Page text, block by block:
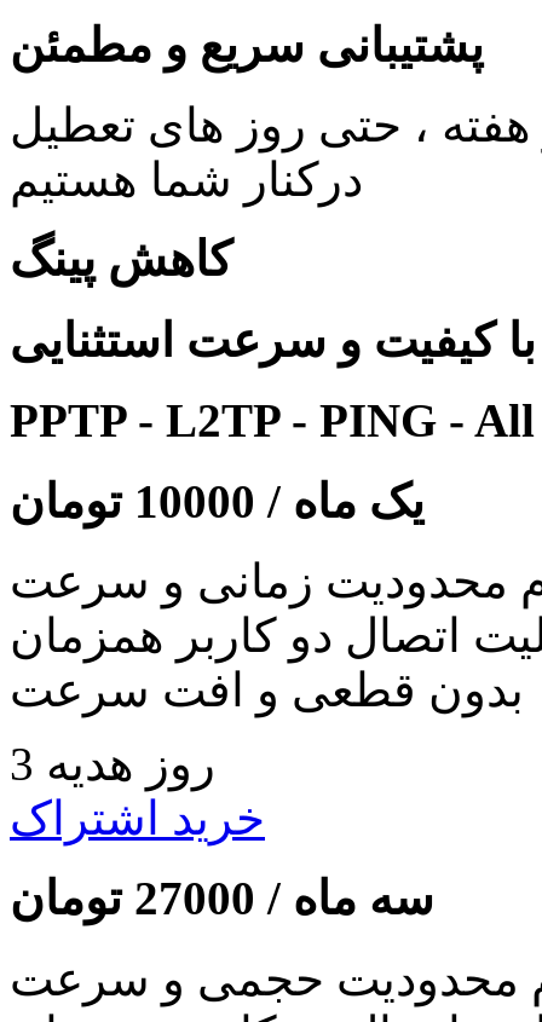
پشتیبانی سریع و مطمئن
24 ساعته در 7 روز هفته ، حتی روز های تعطیل
درکنار شما هستیم
کاهش پینگ
کیفیت و سرعت استثنایی
PPTP - L2TP - PING -
یک ماه / 10000 تومان
محدودیت زمانی و سرعت
اتصال دو کاربر همزمان
بدون قطعی و افت سرعت
3 روز هدیه
خرید اشتراک
سه ماه / 27000 تومان
محدودیت حجمی و سرعت